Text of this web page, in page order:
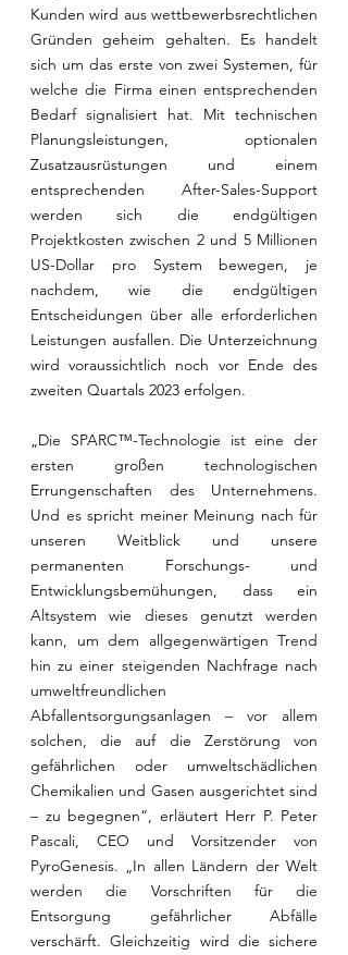
Kunden wird aus wettbewerbsrechtlichen
Gründen geheim gehalten. Es handelt
sich um das erste von zwei Systemen, für
welche die Firma einen entsprechenden
Bedarf signalisiert hat. Mit technischen
Planungsleistungen, optionalen
Zusatzausrüstungen und einem
entsprechenden After-Sales-Support
werden sich die endgültigen
Projektkosten zwischen 2 und 5 Millionen
US-Dollar pro System bewegen, je
nachdem, wie die endgültigen
Entscheidungen über alle erforderlichen
Leistungen ausfallen. Die Unterzeichnung
wird voraussichtlich noch vor Ende des
zweiten Quartals 2023 erfolgen.
„Die SPARC™-Technologie ist eine der
ersten großen technologischen
Errungenschaften des Unternehmens.
Und es spricht meiner Meinung nach für
unseren Weitblick und unsere
permanenten Forschungs- und
Entwicklungsbemühungen, dass ein
Altsystem wie dieses genutzt werden
kann, um dem allgegenwärtigen Trend
hin zu einer steigenden Nachfrage nach
umweltfreundlichen
Abfallentsorgungsanlagen – vor allem
solchen, die auf die Zerstörung von
gefährlichen oder umweltschädlichen
Chemikalien und Gasen ausgerichtet sind
– zu begegnen“, erläutert Herr P. Peter
Pascali, CEO und Vorsitzender von
PyroGenesis. „In allen Ländern der Welt
werden die Vorschriften für die
Entsorgung gefährlicher Abfälle
verschärft. Gleichzeitig wird die sichere